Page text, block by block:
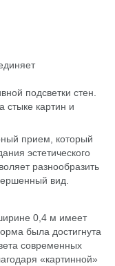
подсветки стен.
стыке картин и
прием, который
эстетического
разнообразить
вид.
0,4 м имеет
была достигнута
современных
«картинной»